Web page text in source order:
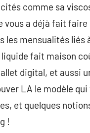
comme sa
vous a déjà fait faire
les mensualités liés
fait maison
digital, et aussi
LA le modèle qui
et quelques
!